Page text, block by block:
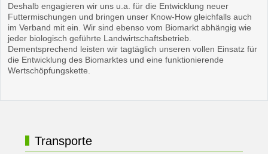
Deshalb engagieren wir uns u.a. für die Entwicklung neuer
Futtermischungen und bringen unser Know-How gleichfalls auch
im Verband mit ein. Wir sind ebenso vom Biomarkt abhängig wie
jeder biologisch geführte Landwirtschaftsbetrieb.
Dementsprechend leisten wir tagtäglich unseren vollen Einsatz für
die Entwicklung des Biomarktes und eine funktionierende
Wertschöpfungskette.
Transporte